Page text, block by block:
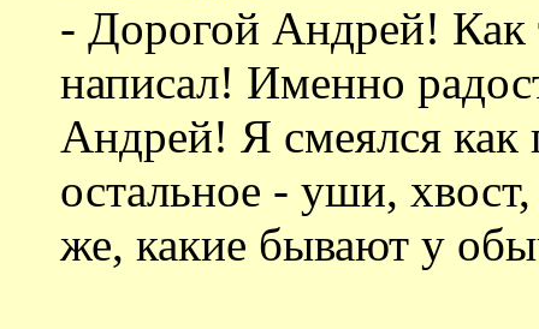
- Дорогой Андрей! Как
написал! Именно
Андрей! Я смеялся
остальное - уши,
же, какие бывают у